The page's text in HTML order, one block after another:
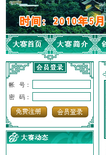
帐 号：
密 码：